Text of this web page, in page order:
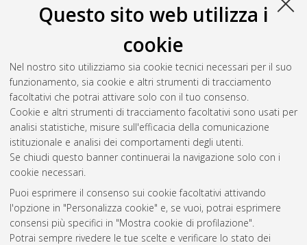
Questo sito web utilizza i
cookie
Nel nostro sito utilizziamo sia cookie tecnici necessari per il suo
funzionamento, sia cookie e altri strumenti di tracciamento
facoltativi che potrai attivare solo con il tuo consenso.
Cookie e altri strumenti di tracciamento facoltativi sono usati per
analisi statistiche, misure sull'efficacia della comunicazione
istituzionale e analisi dei comportamenti degli utenti.
Se chiudi questo banner continuerai la navigazione solo con i
cookie necessari.
Puoi esprimere il consenso sui cookie facoltativi attivando
l'opzione in "Personalizza cookie" e, se vuoi, potrai esprimere
consensi più specifici in "Mostra cookie di profilazione".
Potrai sempre rivedere le tue scelte e verificare lo stato dei
Gestione del documento:
Atom
Rss 1.0
Rss 2.0